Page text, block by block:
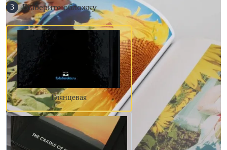
3 Выберите обложку
Глянцевая